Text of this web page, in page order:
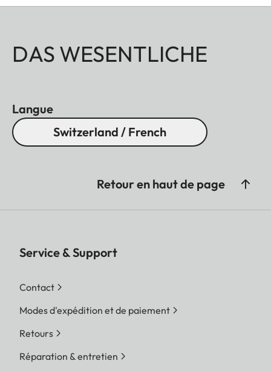
DAS WESENTLICHE
Langue
Switzerland / French
Retour en haut de page
Service & Support
Contact
Modes d'expédition et de paiement
Retours
Réparation & entretien